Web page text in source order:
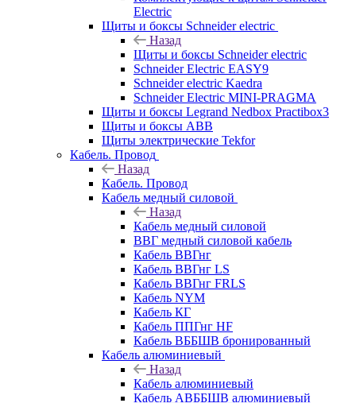
Electric
Щиты и боксы Schneider electric
Назад
Щиты и боксы Schneider electric
Schneider Electric EASY9
Schneider electric Kaedra
Schneider Electric MINI-PRAGMA
Щиты и боксы Legrand Nedbox Practibox3
Щиты и боксы ABB
Щиты электрические Tekfor
Кабель. Провод
Назад
Кабель. Провод
Кабель медный силовой
Назад
Кабель медный силовой
ВВГ медный силовой кабель
Кабель ВВГнг
Кабель ВВГнг LS
Кабель ВВГнг FRLS
Кабель NYM
Кабель КГ
Кабель ППГнг HF
Кабель ВББШВ бронированный
Кабель алюминиевый
Назад
Кабель алюминиевый
Кабель АВББШВ алюминиевый